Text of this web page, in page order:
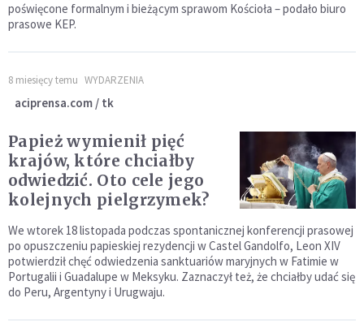
poświęcone formalnym i bieżącym sprawom Kościoła – podało biuro
prasowe KEP.
8 miesięcy temu WYDARZENIA
aciprensa.com / tk
Papież wymienił pięć
krajów, które chciałby
odwiedzić. Oto cele jego
kolejnych pielgrzymek?
We wtorek 18 listopada podczas spontanicznej konferencji prasowej
po opuszczeniu papieskiej rezydencji w Castel Gandolfo, Leon XIV
potwierdził chęć odwiedzenia sanktuariów maryjnych w Fatimie w
Portugalii i Guadalupe w Meksyku. Zaznaczył też, że chciałby udać się
do Peru, Argentyny i Urugwaju.